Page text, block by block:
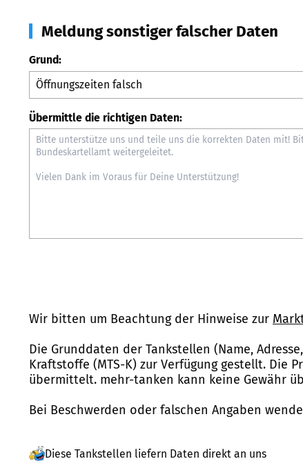
Meldung sonstiger falscher Daten
Grund:
Übermittle die richtigen Daten:
Wir bitten um Beachtung der Hinweise zur
Die Grunddaten der Tankstellen (Name,
Kraftstoffe (MTS-K) zur Verfügung gestellt. Die
übermittelt. mehr-tanken kann keine Gewähr
Bei Beschwerden oder falschen Angaben
Diese Tankstellen liefern Daten direkt an uns